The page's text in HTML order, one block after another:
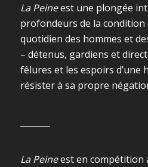
La Peineest une plongée
profondeurs de la condition
quotidien des hommes et
– détenus, gardiens et
fêlures et les espoirs d’une
résister à sa propre
La Peineest en compétition